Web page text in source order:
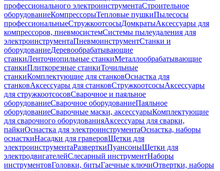
профессионального электроинструментаСтроительное
оборудованиеКомпрессорыТепловые пушкиПылесосы
профессиональныеСтружкоотсосыДомкратыАксессуары для
компрессоров, пневмосистемСистемы пылеудаления для
электроинструментаПневмоинструментСтанки и
оборудованиеДеревообрабатывающие
станкиЛенточнопильные станкиМеталлообрабатывающие
станкиПлиткорезные станкиТочильные
станкиКомплектующие для станковОснастка для
станковАксессуары для станковСтружкоотсосыАксессуары
для стружкоотсосовСварочное и паяльное
оборудованиеСварочное оборудованиеПаяльное
оборудованиеСварочные маски, аксессуарыКомплектующие
для сварочного оборудованияАксессуары для сварки,
пайкиОснастка для электроинструментаОснастка, наборы
оснасткиНасадки для граверовЩетки для
электроинструментаРазверткиПуансоныЩетки для
электродвигателейСлесарный инструментНаборы
инструментовГоловки, битыГаечные ключиОтвертки, наборы